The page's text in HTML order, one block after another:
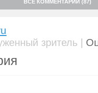
ВСЕ КОММЕНТАРИИ (87)
зритель |